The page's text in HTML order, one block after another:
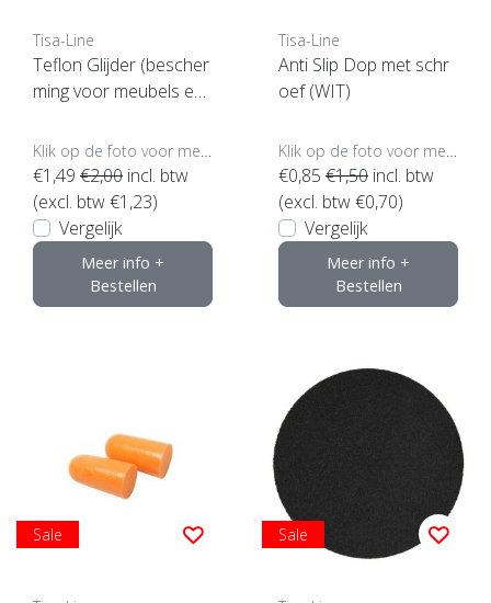
Tisa-Line
Teflon Glijder (bescher
ming voor meubels en
at)
€1,49 €2,00 incl. btw
(excl. btw €1,23)
Vergelijk
Meer info +
Bestellen
Tisa-Line
Anti Slip Dop met schr
oef (WIT)
€0,85 €1,50 incl. btw
(excl. btw €0,70)
Vergelijk
Meer info +
Bestellen
Sale Sale